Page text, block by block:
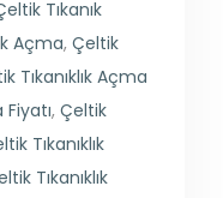
Tıkanık
Açma, Çeltik
Tıkanıklık Açma
Fiyatı, Çeltik
Tıkanıklık
Tıkanıklık